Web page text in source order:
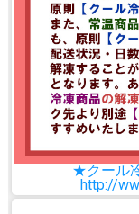
★クール
http://